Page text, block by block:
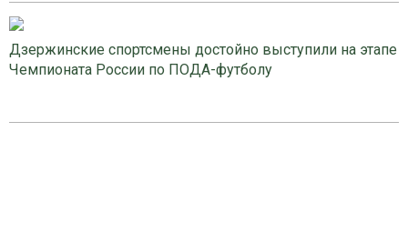
Дзержинские спортсмены достойно выступили на этапе
Чемпионата России по ПОДА-футболу